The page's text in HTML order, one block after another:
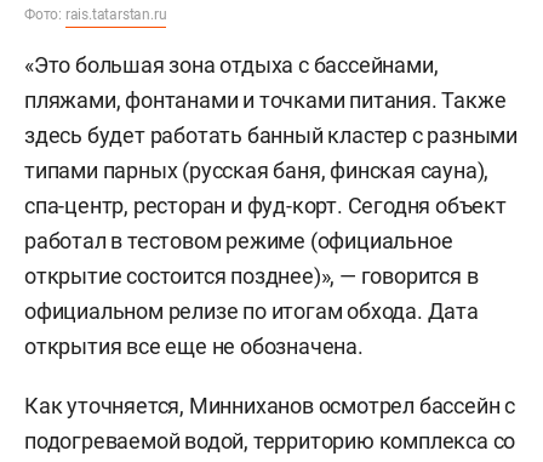
Фото: rais.tatarstan.ru
«Это большая зона отдыха с бассейнами,
пляжами, фонтанами и точками питания. Также
здесь будет работать банный кластер с разными
типами парных (русская баня, финская сауна),
спа-центр, ресторан и фуд-корт. Сегодня объект
работал в тестовом режиме (официальное
открытие состоится позднее)», — говорится в
официальном релизе по итогам обхода. Дата
открытия все еще не обозначена.
Как уточняется, Минниханов осмотрел бассейн с
подогреваемой водой, территорию комплекса со